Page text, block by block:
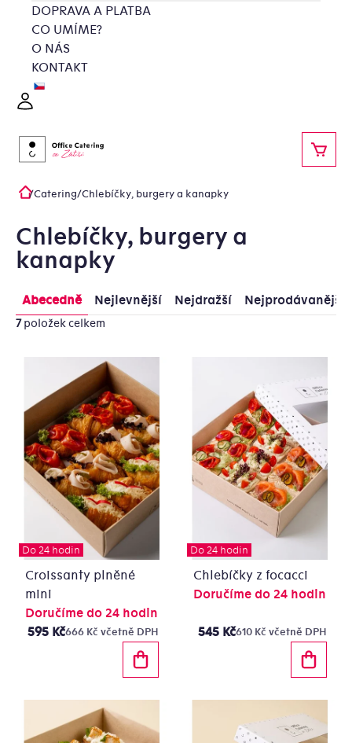
obsah
DOPRAVA A PLATBA
CO UMÍME?
O NÁS
KONTAKT
Domů
/Catering/Chlebíčky, burgery a kanapky
Chlebíčky, burgery a
kanapky
Řazení
produktů
Abecedně Nejlevnější Nejdražší Nejprodávanější
7položek celkem
Výpis
produktů
Do 24 hodin
Croissanty plněné
mini
Doručíme do 24 hodin
666 Kč včetně DPH
595 Kč
Do 24 hodin
Chlebíčky z focacci
Doručíme do 24 hodin
610 Kč včetně DPH
545 Kč